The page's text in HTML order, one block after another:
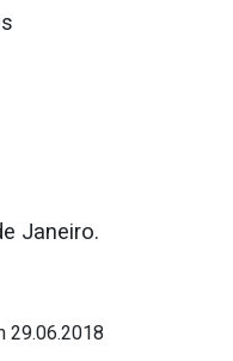
Janeiro.
29.06.2018